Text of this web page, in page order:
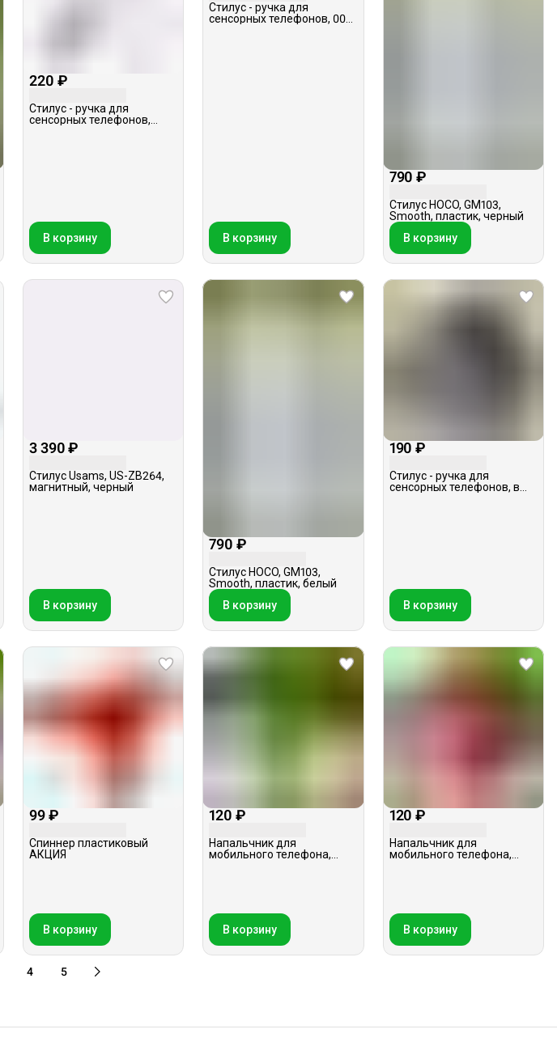
220 ₽
Стилус - ручка для
сенсорных телефонов,
В корзину
Стилус - ручка для
сенсорных телефонов, 002,
В корзину
790 ₽
Стилус HOCO, GM103,
Smooth, пластик, черный
В корзину
3 390 ₽
Стилус Usams, US-ZB264,
магнитный, черный
В корзину
790 ₽
Стилус HOCO, GM103,
Smooth, пластик, белый
В корзину
190 ₽
Стилус - ручка для
сенсорных телефонов, в
В корзину
99 ₽
Спиннер пластиковый
АКЦИЯ
В корзину
120 ₽
Напальчник для
мобильного телефона,
В корзину
120 ₽
Напальчник для
мобильного телефона,
В корзину
4 5